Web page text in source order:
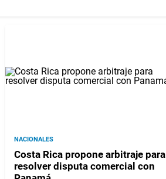
NACIONALES
Costa Rica propone arbitraje para
resolver disputa comercial con